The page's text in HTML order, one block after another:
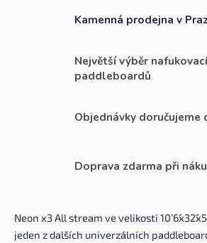
Kamenná prodejna v
Největší výběr
paddleboardů
Objednávky doručujeme
Doprava zdarma při
Neon x3 All stream ve velikosti 10
jeden z dalších univerzálních